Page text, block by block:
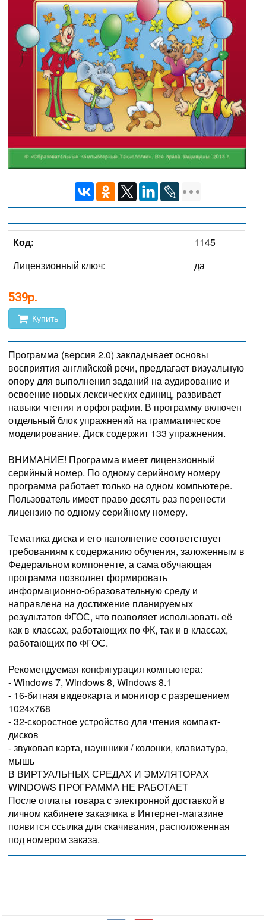
Код:
1145
Лицензионный ключ:
да
539р.
Купить
Программа (версия 2.0) закладывает основы
восприятия английской речи, предлагает визуальную
опору для выполнения заданий на аудирование и
освоение новых лексических единиц, развивает
навыки чтения и орфографии. В программу включен
отдельный блок упражнений на грамматическое
моделирование. Диск содержит 133 упражнения.
ВНИМАНИЕ! Программа имеет лицензионный
серийный номер. По одному серийному номеру
программа работает только на одном компьютере.
Пользователь имеет право десять раз перенести
лицензию по одному серийному номеру.
Тематика диска и его наполнение соответствует
требованиям к содержанию обучения, заложенным в
Федеральном компоненте, а сама обучающая
программа позволяет формировать
информационно-образовательную среду и
направлена на достижение планируемых
результатов ФГОС, что позволяет использовать её
как в классах, работающих по ФК, так и в классах,
работающих по ФГОС.
Рекомендуемая конфигурация компьютера:
- Windows 7, Windows 8, Windows 8.1
- 16-битная видеокарта и монитор с разрешением
1024х768
- 32-скоростное устройство для чтения компакт-
дисков
- звуковая карта, наушники / колонки, клавиатура,
мышь
В ВИРТУАЛЬНЫХ СРЕДАХ И ЭМУЛЯТОРАХ
WINDOWS ПРОГРАММА НЕ РАБОТАЕТ
После оплаты товара с электронной доставкой в
личном кабинете заказчика в Интернет-магазине
появится ссылка для скачивания, расположенная
под номером заказа.